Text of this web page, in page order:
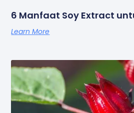
6 Manfaat Soy Extract
Learn More